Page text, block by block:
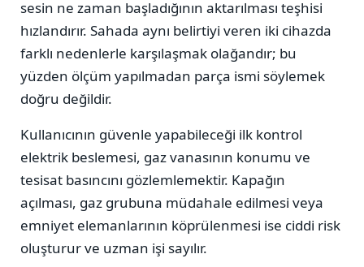
sesin ne zaman başladığının aktarılması teşhisi
hızlandırır. Sahada aynı belirtiyi veren iki cihazda
farklı nedenlerle karşılaşmak olağandır; bu
yüzden ölçüm yapılmadan parça ismi söylemek
doğru değildir.
Kullanıcının güvenle yapabileceği ilk kontrol
elektrik beslemesi, gaz vanasının konumu ve
tesisat basıncını gözlemlemektir. Kapağın
açılması, gaz grubuna müdahale edilmesi veya
emniyet elemanlarının köprülenmesi ise ciddi risk
oluşturur ve uzman işi sayılır.